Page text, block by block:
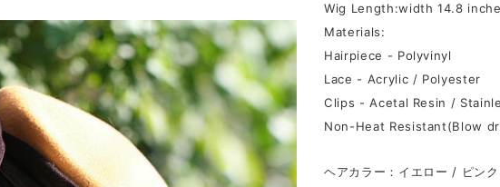
Wig Length:width 14.8
Materials:
Hairpiece - Polyvinyl
Lace - Acrylic / Polyester
Clips - Acetal Resin /
Non-Heat Resistant(Blow
ヘアカラー：イエロー / ピンク